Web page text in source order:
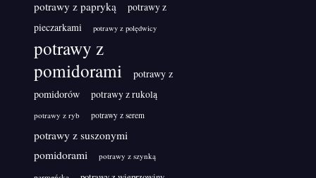
potrawy z papryką
potrawy z
pieczarkami
potrawy z polędwicy
potrawy z
pomidorami
potrawy z
pomidorów
potrawy z rukolą
potrawy z ryb potrawy z serem
potrawy z suszonymi
pomidorami
potrawy z szynką